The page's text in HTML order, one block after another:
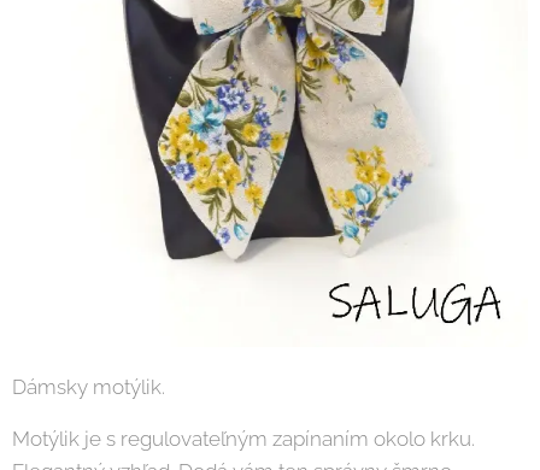
Dámsky motýlik.
Motýlik je s regulovateľným zapínaním okolo krku.